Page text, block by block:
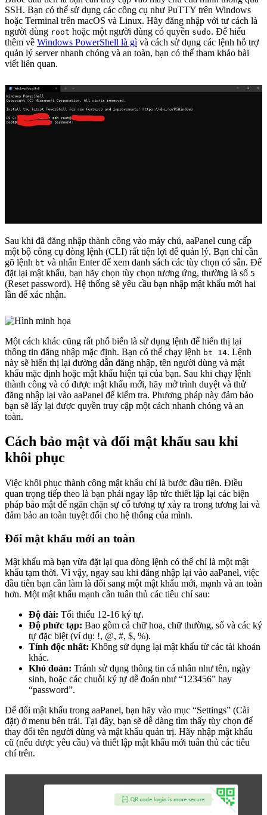
SSH. Bạn có thể sử dụng các công cụ như PuTTY trên Windows
hoặc Terminal trên macOS và Linux. Hãy đăng nhập với tư cách là
người dùng root hoặc một người dùng có quyền sudo. Để hiểu
thêm về Windows PowerShell là gì và cách sử dụng các lệnh hỗ trợ
quản lý server nhanh chóng và an toàn, bạn có thể tham khảo bài
viết liên quan.
Sau khi đã đăng nhập thành công vào máy chủ, aaPanel cung cấp
một bộ công cụ dòng lệnh (CLI) rất tiện lợi để quản lý. Bạn chỉ cần
gõ lệnh bt và nhấn Enter để xem danh sách các tùy chọn có sẵn. Để
đặt lại mật khẩu, bạn hãy chọn tùy chọn tương ứng, thường là số 5
(Reset password). Hệ thống sẽ yêu cầu bạn nhập mật khẩu mới hai
lần để xác nhận.
Một cách khác cũng rất phổ biến là sử dụng lệnh để hiển thị lại
thông tin đăng nhập mặc định. Bạn có thể chạy lệnh bt 14. Lệnh
này sẽ hiển thị lại đường dẫn đăng nhập, tên người dùng và mật
khẩu mặc định hoặc mật khẩu hiện tại của bạn. Sau khi chạy lệnh
thành công và có được mật khẩu mới, hãy mở trình duyệt và thử
đăng nhập lại vào aaPanel để kiểm tra. Phương pháp này đảm bảo
bạn sẽ lấy lại được quyền truy cập một cách nhanh chóng và an
toàn.
Cách bảo mật và đổi mật khẩu sau khi
khôi phục
Việc khôi phục thành công mật khẩu chỉ là bước đầu tiên. Điều
quan trọng tiếp theo là bạn phải ngay lập tức thiết lập lại các biện
pháp bảo mật để ngăn chặn sự cố tương tự xảy ra trong tương lai và
đảm bảo an toàn tuyệt đối cho hệ thống của mình.
Đổi mật khẩu mới an toàn
Mật khẩu mà bạn vừa đặt lại qua dòng lệnh có thể chỉ là một mật
khẩu tạm thời. Vì vậy, ngay sau khi đăng nhập lại vào aaPanel, việc
đầu tiên bạn cần làm là đổi sang một mật khẩu mới, mạnh và an toàn
hơn. Một mật khẩu mạnh cần tuân thủ các tiêu chí sau:
Độ dài: Tối thiểu 12-16 ký tự.
Độ phức tạp: Bao gồm cả chữ hoa, chữ thường, số và các ký
tự đặc biệt (ví dụ: !, @, #, $, %).
Tính độc nhất: Không sử dụng lại mật khẩu từ các tài khoản
khác.
Khó đoán: Tránh sử dụng thông tin cá nhân như tên, ngày
sinh, hoặc các chuỗi ký tự dễ đoán như “123456” hay
“password”.
Để đổi mật khẩu trong aaPanel, bạn hãy vào mục “Settings” (Cài
đặt) ở menu bên trái. Tại đây, bạn sẽ dễ dàng tìm thấy tùy chọn để
thay đổi tên người dùng và mật khẩu quản trị. Hãy nhập mật khẩu
cũ (nếu được yêu cầu) và thiết lập mật khẩu mới tuân thủ các tiêu
chí trên.